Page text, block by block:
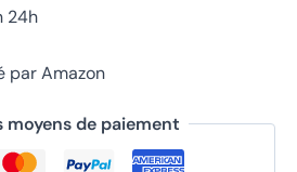
24h
par Amazon
moyens de paiement